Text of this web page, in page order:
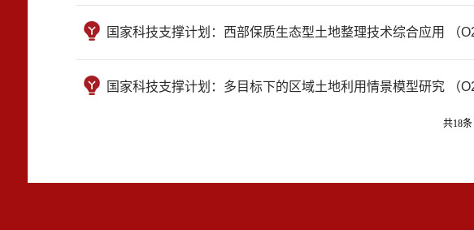
国家科技支撑计划：西部保质生态型土地整理技术综合应用 （
国家科技支撑计划：多目标下的区域土地利用情景模型研究 （
共18